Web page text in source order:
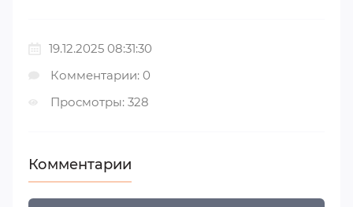
19.12.2025 08:31:30
Комментарии: 0
Просмотры: 328
Комментарии